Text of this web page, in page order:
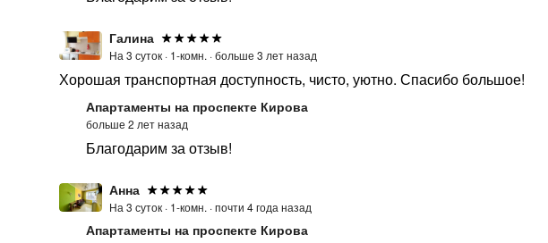
Галина
На 3 суток · 1-комн. ·больше 3 лет назад
Хорошая транспортная доступность, чисто, уютно. Спасибо большое!
Апартаменты на проспекте Кирова
больше 2 лет назад
Благодарим за отзыв!
Анна
На 3 суток · 1-комн. ·почти 4 года назад
Апартаменты на проспекте Кирова